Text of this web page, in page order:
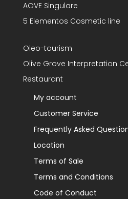
AOVE Singulare
5 Elementos Cosmetic line
Oleo-tourism
Olive Grove Interpretation
Restaurant
My account
Customer Service
Frequently Asked
Location
Terms of Sale
Terms and Conditions
Code of Conduct